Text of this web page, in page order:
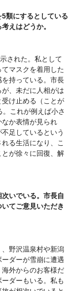
類にするとしている
えはどうか。
された。私として
マスクを着用した
持っている。市長
、未だに人相がは
け止める（ことが
これが例えば小さ
か表情が見られ
足しているという
る生活になり、こ
が徐々に回復、解
いでいる。市長自
てご意見いただき
野沢温泉村や新潟
ダーが雪崩に遭遇
外からのお客様だ
ダーもいる。私も